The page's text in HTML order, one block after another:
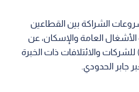
الشراكة بين القطاعين
الأشغال العامة والإسكان، عن
طرح دعوة التأهيل الأولي (RFQ) للشركات والائتلافات ذات الخبرة
الحدودي.